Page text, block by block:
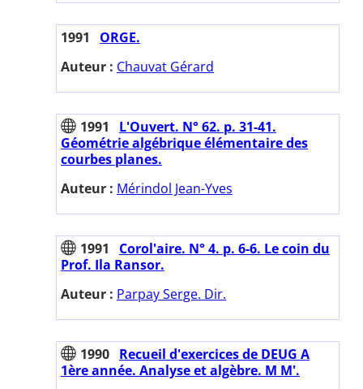
1991
ORGE.
Auteur : Chauvat Gérard
1991
L'Ouvert. N° 62. p. 31-41.
Géométrie algébrique élémentaire des
courbes planes.
Auteur : Mérindol Jean-Yves
1991
Corol'aire. N° 4. p. 6-6. Le coin du
Prof. Ila Ransor.
Auteur : Parpay Serge. Dir.
1990 Recueil d'exercices de DEUG A
1ère année. Analyse et algèbre. M M'.